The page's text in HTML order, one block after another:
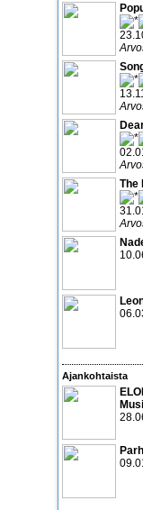
The
Ajankohtaista